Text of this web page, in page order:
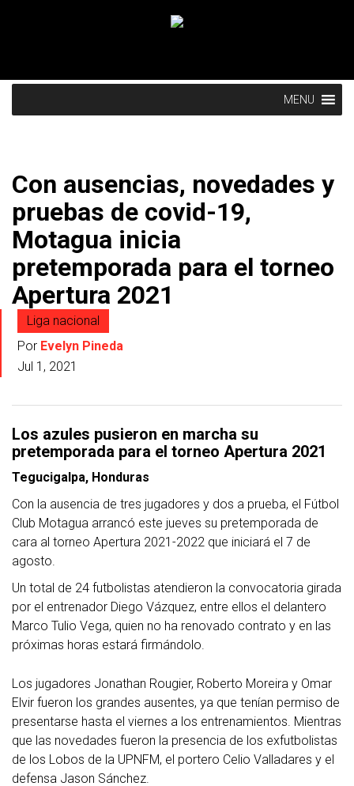
MENU
Con ausencias, novedades y
pruebas de covid-19,
Motagua inicia
pretemporada para el torneo
Apertura 2021
Liga nacional
Por Evelyn Pineda
Jul 1, 2021
Los azules pusieron en marcha su
pretemporada para el torneo Apertura 2021
Tegucigalpa, Honduras
Con la ausencia de tres jugadores y dos a prueba, el Fútbol
Club Motagua arrancó este jueves su pretemporada de
cara al torneo Apertura 2021-2022 que iniciará el 7 de
agosto.
Un total de 24 futbolistas atendieron la convocatoria girada
por el entrenador Diego Vázquez, entre ellos el delantero
Marco Tulio Vega, quien no ha renovado contrato y en las
próximas horas estará firmándolo.
Los jugadores Jonathan Rougier, Roberto Moreira y Omar
Elvir fueron los grandes ausentes, ya que tenían permiso de
presentarse hasta el viernes a los entrenamientos. Mientras
que las novedades fueron la presencia de los exfutbolistas
de los Lobos de la UPNFM, el portero Celio Valladares y el
defensa Jason Sánchez.